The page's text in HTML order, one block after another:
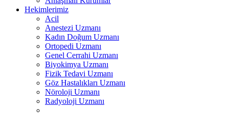
Hekimlerimiz
Acil
Anestezi Uzmanı
Kadın Doğum Uzmanı
Ortopedi Uzmanı
Genel Cerrahi Uzmanı
Biyokimya Uzmanı
Fizik Tedavi Uzmanı
Göz Hastalıkları Uzmanı
Nöroloji Uzmanı
Radyoloji Uzmanı